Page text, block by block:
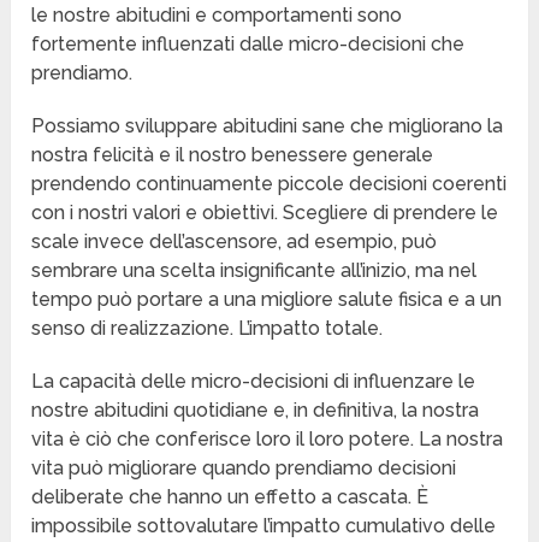
le nostre abitudini e comportamenti sono
fortemente influenzati dalle micro-decisioni che
prendiamo.
Possiamo sviluppare abitudini sane che migliorano la
nostra felicità e il nostro benessere generale
prendendo continuamente piccole decisioni coerenti
con i nostri valori e obiettivi. Scegliere di prendere le
scale invece dell’ascensore, ad esempio, può
sembrare una scelta insignificante all’inizio, ma nel
tempo può portare a una migliore salute fisica e a un
senso di realizzazione. L’impatto totale.
La capacità delle micro-decisioni di influenzare le
nostre abitudini quotidiane e, in definitiva, la nostra
vita è ciò che conferisce loro il loro potere. La nostra
vita può migliorare quando prendiamo decisioni
deliberate che hanno un effetto a cascata. È
impossibile sottovalutare l’impatto cumulativo delle